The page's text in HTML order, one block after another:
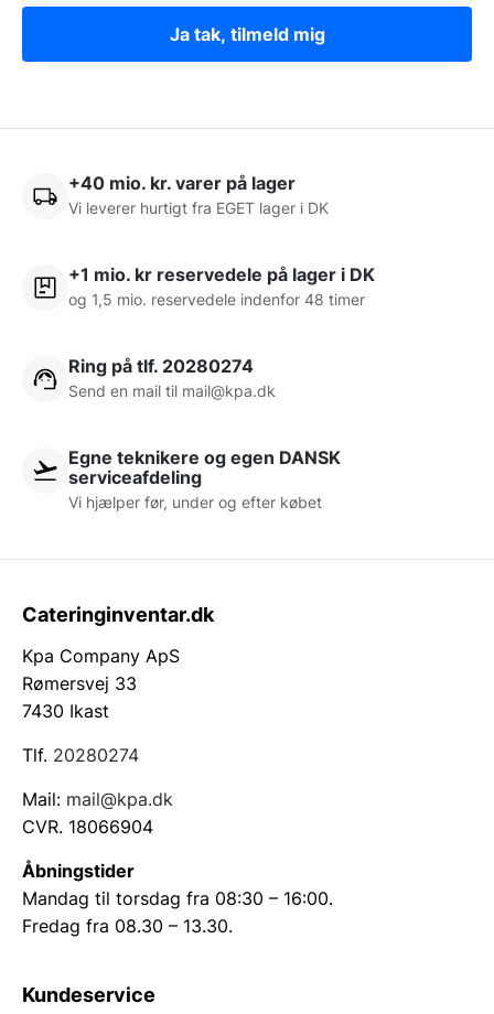
Ja tak, tilmeld mig
+40 mio. kr. varer på lager
Vi leverer hurtigt fra EGET lager i DK
+1 mio. kr reservedele på lager i DK
og 1,5 mio. reservedele indenfor 48 timer
Ring på tlf. 20280274
Send en mail til mail@kpa.dk
Egne teknikere og egen DANSK
serviceafdeling
Vi hjælper før, under og efter købet
Cateringinventar.dk
Kpa Company ApS
Rømersvej 33
7430 Ikast
Tlf. 20280274
Mail: mail@kpa.dk
CVR. 18066904
Åbningstider
Mandag til torsdag fra 08:30 – 16:00.
Fredag fra 08.30 – 13.30.
Kundeservice